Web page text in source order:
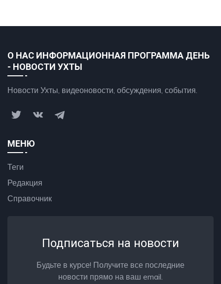
О НАС ИНФОРМАЦИОННАЯ ПРОГРАММА ДЕНЬ
- НОВОСТИ УХТЫ
Новости Ухты, видеоновости, обсуждения, события.
МЕНЮ
Теги
Редакция
Справочник
Подписаться на новости
Будьте в курсе! Получите все последние
новости прямо на ваш email.